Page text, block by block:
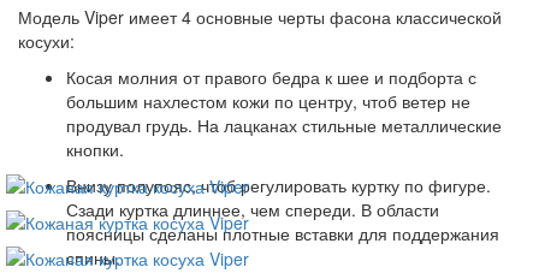
Модель Viper имеет 4 основные черты фасона классической
косухи:
Косая молния от правого бедра к шее и подборта с
большим нахлестом кожи по центру, чтоб ветер не
продувал грудь. На лацканах стильные металлические
кнопки.
Внизу полупояс, чтоб регулировать куртку по фигуре.
Сзади куртка длиннее, чем спереди. В области
поясницы сделаны плотные вставки для поддержания
спины.